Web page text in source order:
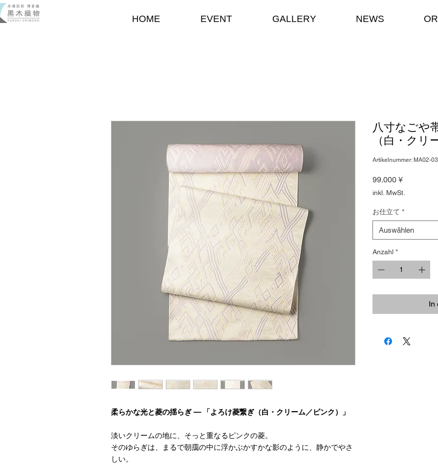
HOME EVENT GALLERY NEWS
柔らかな光と菱の揺らぎ — 「よろけ菱繋ぎ（白・クリーム／ピンク）」
淡いクリームの地に、そっと重なるピンクの菱。
そのゆらぎは、まるで朝靄の中に浮かぶかすかな影のように、静かでやさ
しい。
八寸なごや
（白・クリ
Artikelnummer: MA02-
99.000 ¥Preis
inkl. MwSt.
お仕立て *
Auswählen
Anzahl *
In